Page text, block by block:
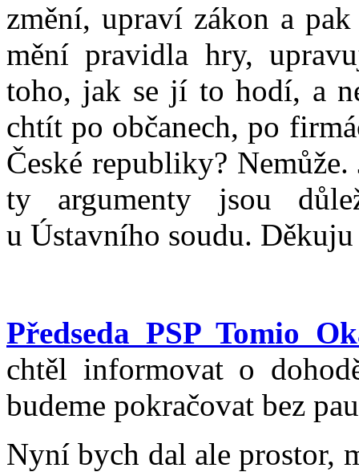
změní, upraví zákon a
mění pravidla hry,
toho, jak se jí to hodí, a
chtít po občanech, po
České republiky?
ty argumenty jsou
u Ústavního soudu.
Předseda PSP Tomio
chtěl informovat o
budeme pokračovat bez
Nyní bych dal ale prostor,